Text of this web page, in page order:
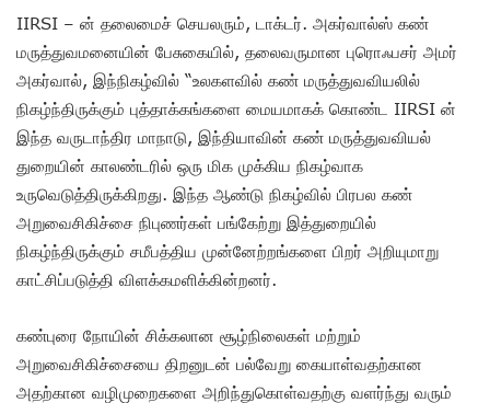
IIRSI – ன் தலைமைச் செயலரும், டாக்டர். அகர்வால்ஸ் கண்
மருத்துவமனையின் பேசுகையில், தலைவருமான புரொஃபசர் அமர்
அகர்வால், இந்நிகழ்வில் “உலகளவில் கண் மருத்துவவியலில்
நிகழ்ந்திருக்கும் புத்தாக்கங்களை மையமாகக் கொண்ட IIRSI ன்
இந்த வருடாந்திர மாநாடு, இந்தியாவின் கண் மருத்துவவியல்
துறையின் காலண்டரில் ஒரு மிக முக்கிய நிகழ்வாக
உருவெடுத்திருக்கிறது. இந்த ஆண்டு நிகழ்வில் பிரபல கண்
அறுவைசிகிச்சை நிபுணர்கள் பங்கேற்று இத்துறையில்
நிகழ்ந்திருக்கும் சமீபத்திய முன்னேற்றங்களை பிறர் அறியுமாறு
காட்சிப்படுத்தி விளக்கமளிக்கின்றனர்.
கண்புரை நோயின் சிக்கலான சூழ்நிலைகள் மற்றும்
அறுவைசிகிச்சையை திறனுடன் பல்வேறு கையாள்வதற்கான
அதற்கான வழிமுறைகளை அறிந்துகொள்வதற்கு வளர்ந்து வரும்